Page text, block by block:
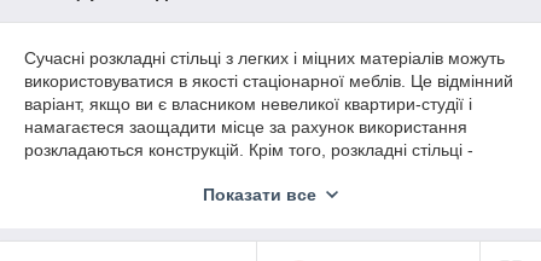
Сучасні розкладні стільці з легких і міцних матеріалів можуть
використовуватися в якості стаціонарної меблів. Це відмінний
варіант, якщо ви є власником невеликої квартири-студії і
намагаєтеся заощадити місце за рахунок використання
розкладаються конструкцій. Крім того, розкладні стільці -
можна легко дістати з комори, а в решту часу вона не буде
використання таких стільців - відкриті майданчики. Це може
Показати все